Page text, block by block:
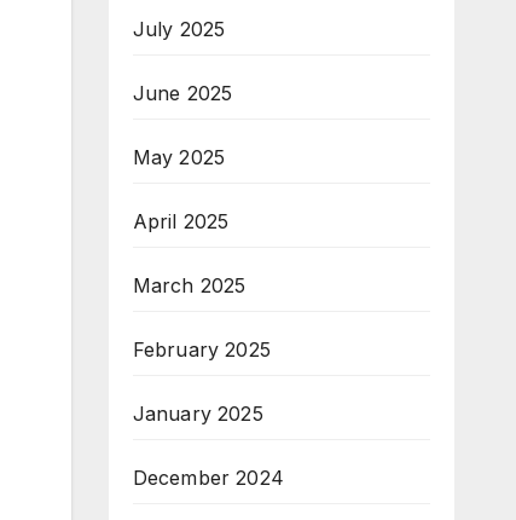
July 2025
June 2025
May 2025
April 2025
March 2025
February 2025
January 2025
December 2024